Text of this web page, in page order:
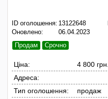
ID оголошення: 13122648
Оновлено:
06.04.2023
Продам Срочно
Ціна:
4 800 грн.
Адреса:
Тип оголошення:
продаж